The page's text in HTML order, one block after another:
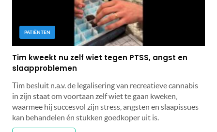
PATIËNTEN
Tim kweekt nu zelf wiet tegen PTSS, angst en
slaapproblemen
Tim besluit n.a.v. de legalisering van recreatieve cannabis
in zijn staat om voortaan zelf wiet te gaan kweken,
waarmee hij succesvol zijn stress, angsten en slaapissues
kan behandelen én stukken goedkoper uit is.